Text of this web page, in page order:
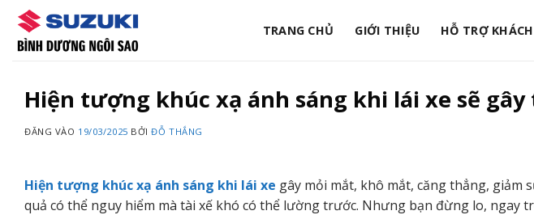
qua
nội
TRANG CHỦ GIỚI THIỆU HỖ TRỢ
Hiện tượng khúc xạ ánh sáng khi lái xe sẽ
ĐĂNG VÀO 19/03/2025 BỞIĐỖ THẮNG
Hiện tượng khúc xạ ánh sáng khi lái xe gây mỏi mắt, khô mắt, căng thẳng,
quả có thể nguy hiểm mà tài xế khó có thể lường trước. Nhưng bạn đừng lo, ngay